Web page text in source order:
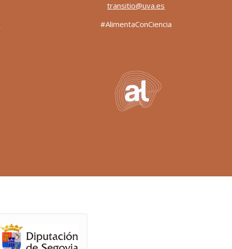
transitio@uva.es
#AlimentaConCiencia